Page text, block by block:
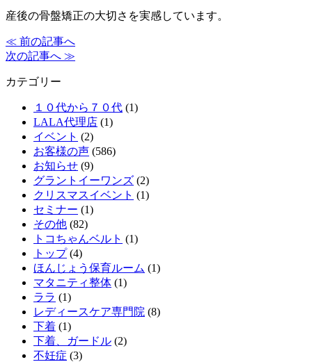
産後の骨盤矯正の大切さを実感しています。
≪ 前の記事へ
次の記事へ ≫
カテゴリー
１０代から７０代 (1)
LALA代理店 (1)
イベント (2)
お客様の声 (586)
お知らせ (9)
グラントイーワンズ (2)
クリスマスイベント (1)
セミナー (1)
その他 (82)
トコちゃんベルト (1)
トップ(4)
ほんじょう保育ルーム (1)
マタニティ整体 (1)
ララ (1)
レディースケア専門院 (8)
下着 (1)
下着、ガードル (2)
不妊症 (3)